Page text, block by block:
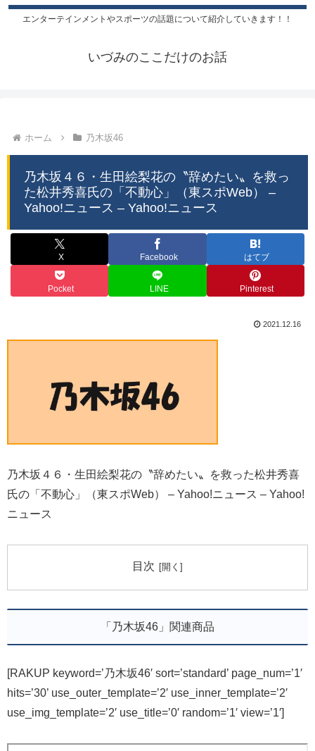
エンターテインメントやスポーツの話題について紹介していきます！！
いづみのここだけのお話
ホーム 乃木坂46
乃木坂４６・生田絵梨花の〝辞めたい〟を救っ
た松井秀喜氏の「不動心」（東スポWeb） –
Yahoo!ニュース – Yahoo!ニュース
X Facebook はてブ
Pocket LINE Pinterest
2021.12.16
乃木坂４６・生田絵梨花の〝辞めたい〟を救った松井秀喜
氏の「不動心」（東スポWeb） – Yahoo!ニュース – Yahoo!
ニュース
目次
「乃木坂46」関連商品
[RAKUP keyword=’乃木坂46′ sort=’standard’ page_num=’1′
hits=’30’ use_outer_template=’2′ use_inner_template=’2′
use_img_template=’2′ use_title=’0′ random=’1′ view=’1′]